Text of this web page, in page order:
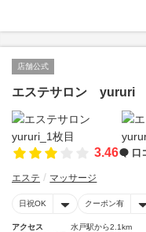
店舗公式
エステサロン yururi
3.46 口
エステ マッサージ
日祝OK クーポン有
アクセス
水戸駅から2.1km